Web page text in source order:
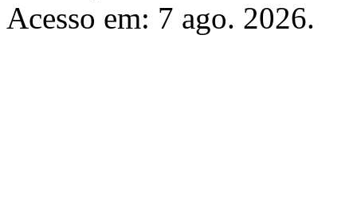
Acesso em: 7 ago. 2026.